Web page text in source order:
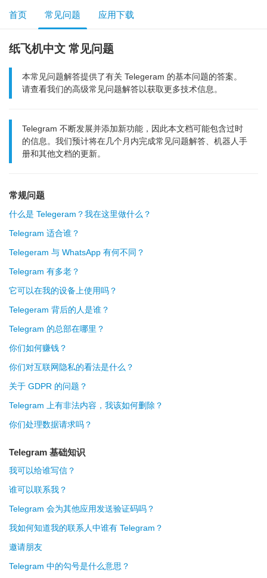
首页 常见问题 应用下载
纸飞机中文 常见问题
本常见问题解答提供了有关 Telegeram 的基本问题的答案。
请查看我们的高级常见问题解答以获取更多技术信息。
Telegram 不断发展并添加新功能，因此本文档可能包含过时
的信息。我们预计将在几个月内完成常见问题解答、机器人手
册和其他文档的更新。
常规问题
什么是 Telegeram？我在这里做什么？
Telegram 适合谁？
Telegeram 与 WhatsApp 有何不同？
Telegram 有多老？
它可以在我的设备上使用吗？
Telegeram 背后的人是谁？
Telegram 的总部在哪里？
你们如何赚钱？
你们对互联网隐私的看法是什么？
关于 GDPR 的问题？
Telegram 上有非法内容，我该如何删除？
你们处理数据请求吗？
Telegram 基础知识
我可以给谁写信？
谁可以联系我？
Telegram 会为其他应用发送验证码吗？
我如何知道我的联系人中谁有 Telegram？
邀请朋友
Telegram 中的勾号是什么意思？